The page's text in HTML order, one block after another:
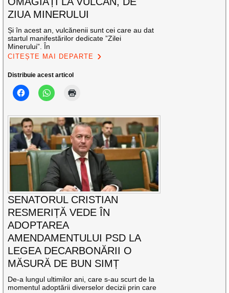
ZIUA MINERULUI
Și în acest an, vulcănenii sunt cei care au dat
startul manifestărilor dedicate ”Zilei
Minerului”. În
CITEȘTE MAI DEPARTE
Distribuie acest articol
SENATORUL CRISTIAN
RESMERIȚĂ VEDE ÎN
ADOPTAREA
AMENDAMENTULUI PSD LA
LEGEA DECARBONĂRII O
MĂSURĂ DE BUN SIMȚ
De-a lungul ultimilor ani, care s-au scurt de la
momentul adoptării diverselor decizii prin care